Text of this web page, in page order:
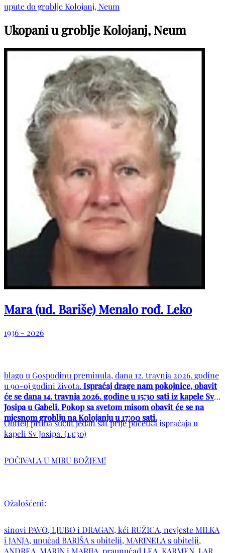
upute do groblje Kolojanj, Neum
Ukopani u groblje Kolojanj, Neum
Mara (ud. Bariše) Menalo rođ. Leko
1936 - 2026
blago u Gospodinu preminula, dana 12. travnja 2026. godine
u 90-oj godini života. Ispraćaj drage nam pokojnice, obavit
će se dana 14. travnja 2026. godine u 15:30 sati iz kapele Sv.
Josipa u Gabeli. Pokop sa svetom misom obavit će se na
mjesnom groblju na Kolojanju u 17:00 sati.
Obitelj prima sućut jedan sat prije početka ispraćaja u
kapeli Sv Josipa. (14:30)
POČIVALA U MIRU BOŽJEM!
Ožalošćeni:
sinovi PAVO, LJUBO i DRAGAN, kći RUŽICA, nevjeste MILKA
i JANJA, unučad BARIŠA s obitelji, MARINELA s obitelji,